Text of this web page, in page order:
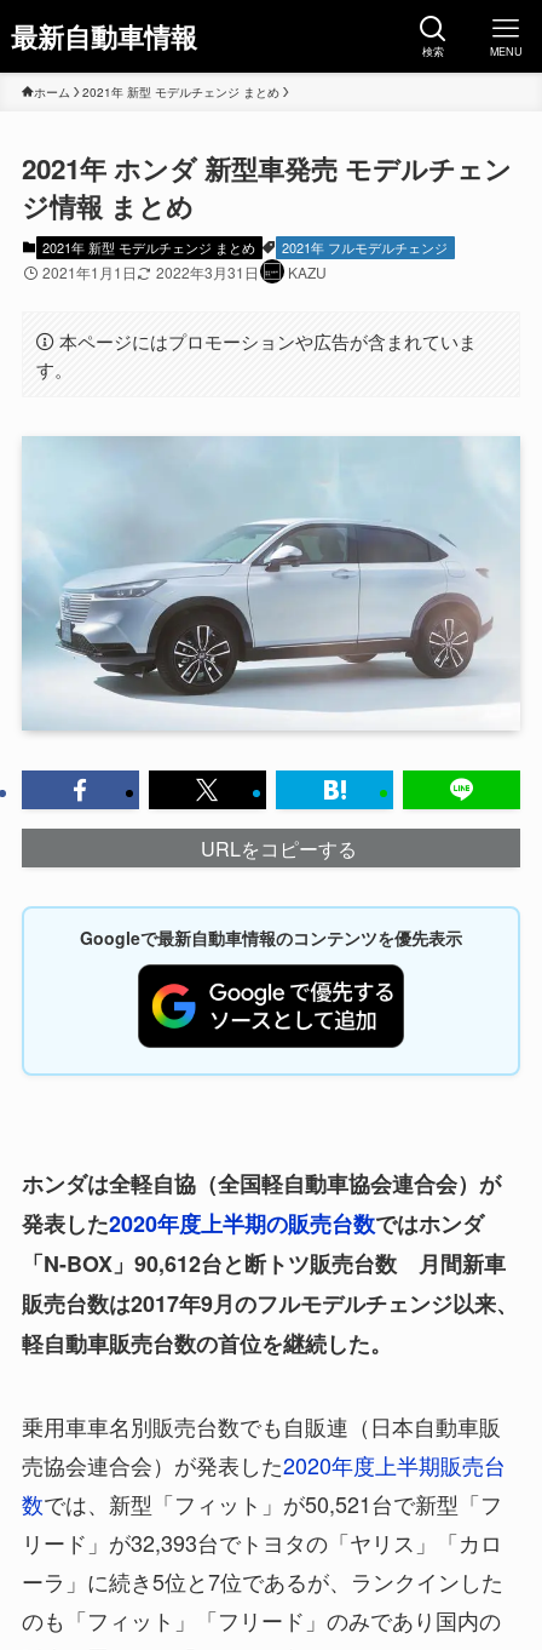
最新自動車情報 検索 MENU
ホーム 2021年 新型 モデルチェンジ まとめ
2021年 ホンダ 新型車発売 モデルチェン
ジ情報 まとめ
2021年 新型 モデルチェンジ まとめ 2021年 フルモデルチェンジ
2021年1月1日 2022年3月31日 KAZU
本ページにはプロモーションや広告が含まれていま
す。
URLをコピーする
Googleで最新自動車情報のコンテンツを優先表示
ホンダは全軽自協（全国軽自動車協会連合会）が
発表した2020年度上半期の販売台数ではホンダ
「N-BOX」90,612台と断トツ販売台数 月間新車
販売台数は2017年9月のフルモデルチェンジ以来、
軽自動車販売台数の首位を継続した。
乗用車車名別販売台数でも自販連（日本自動車販
売協会連合会）が発表した2020年度上半期販売台
数では、新型「フィット」が50,521台で新型「フ
リード」が32,393台でトヨタの「ヤリス」「カロ
ーラ」に続き5位と7位であるが、ランクインした
のも「フィット」「フリード」のみであり国内の